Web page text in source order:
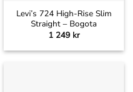
Levi’s 724 High-Rise Slim
Straight – Bogota
1 249 kr